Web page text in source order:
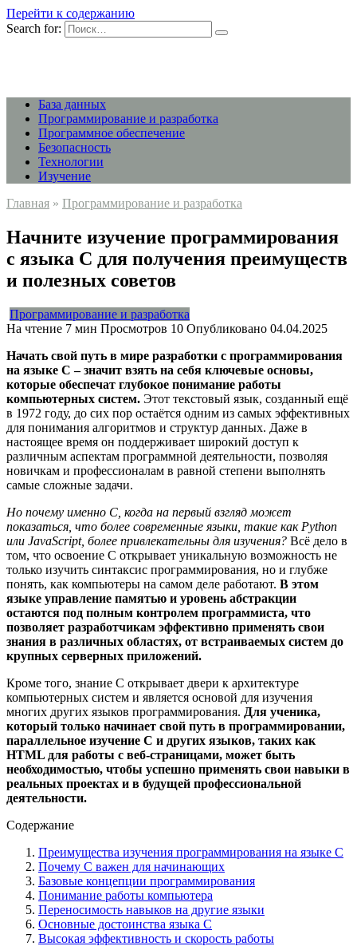
Перейти к содержанию
Search for:
База данных
Программирование и разработка
Программное обеспечение
Безопасность
Технологии
Изучение
Главная » Программирование и разработка
Начните изучение программирования
с языка C для получения преимуществ
и полезных советов
Программирование и разработка
На чтение 7 мин Просмотров 10 Опубликовано 04.04.2025
Начать свой путь в мире разработки с программирования
на языке C – значит взять на себя ключевые основы,
которые обеспечат глубокое понимание работы
компьютерных систем. Этот текстовый язык, созданный ещё
в 1972 году, до сих пор остаётся одним из самых эффективных
для понимания алгоритмов и структур данных. Даже в
настоящее время он поддерживает широкий доступ к
различным аспектам программной деятельности, позволяя
новичкам и профессионалам в равной степени выполнять
самые сложные задачи.
Но почему именно C, когда на первый взгляд может
показаться, что более современные языки, такие как Python
или JavaScript, более привлекательны для изучения? Всё дело в
том, что освоение C открывает уникальную возможность не
только изучить синтаксис программирования, но и глубже
понять, как компьютеры на самом деле работают. В этом
языке управление памятью и уровень абстракции
остаются под полным контролем программиста, что
позволяет разработчикам эффективно применять свои
знания в различных областях, от встраиваемых систем до
крупных серверных приложений.
Кроме того, знание C открывает двери к архитектуре
компьютерных систем и является основой для изучения
многих других языков программирования. Для ученика,
который только начинает свой путь в программировании,
параллельное изучение C и других языков, таких как
HTML для работы с веб-страницами, может быть
необходимостью, чтобы успешно применять свои навыки в
реальных проектах и в будущей профессиональной
деятельности.
Содержание
Преимущества изучения программирования на языке C
Почему C важен для начинающих
Базовые концепции программирования
Понимание работы компьютера
Переносимость навыков на другие языки
Основные достоинства языка C
Высокая эффективность и скорость работы